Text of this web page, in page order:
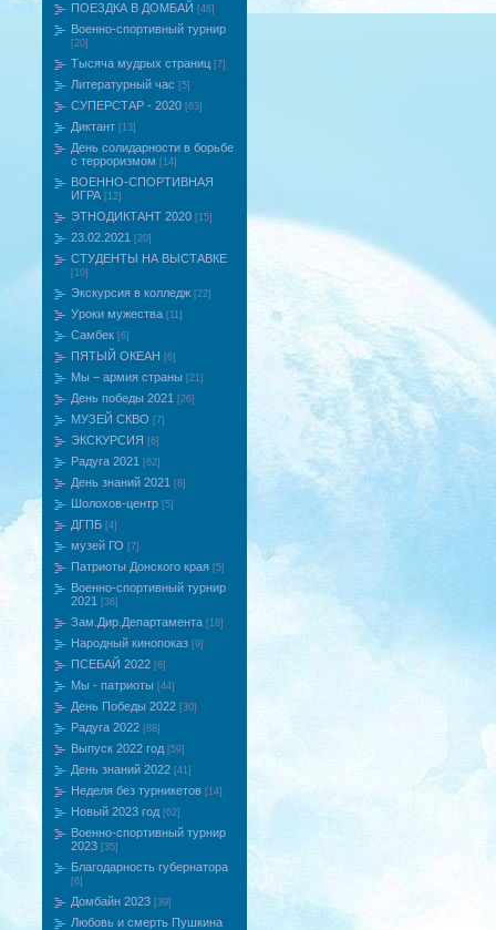
ПОЕЗДКА В ДОМБАЙ [48]
Военно-спортивный турнир
[20]
Тысяча мудрых страниц [7]
Литературный час [5]
СУПЕРСТАР - 2020 [63]
Диктант [13]
День солидарности в борьбе
с терроризмом [14]
ВОЕННО-СПОРТИВНАЯ
ИГРА [12]
ЭТНОДИКТАНТ 2020 [15]
23.02.2021 [20]
СТУДЕНТЫ НА ВЫСТАВКЕ
[10]
Экскурсия в колледж [22]
Уроки мужества [11]
Самбек [6]
ПЯТЫЙ ОКЕАН [6]
Мы – армия страны [21]
День победы 2021 [26]
МУЗЕЙ СКВО [7]
ЭКСКУРСИЯ [6]
Радуга 2021 [62]
День знаний 2021 [8]
Шолохов-центр [5]
ДГПБ [4]
музей ГО [7]
Патриоты Донского края [5]
Военно-спортивный турнир
2021 [36]
Зам.Дир.Департамента [18]
Народный кинопоказ [9]
ПСЕБАЙ 2022 [6]
Мы - патриоты [44]
День Победы 2022 [30]
Радуга 2022 [88]
Выпуск 2022 год [59]
День знаний 2022 [41]
Неделя без турникетов [14]
Новый 2023 год [62]
Военно-спортивный турнир
2023 [35]
Благодарность губернатора
[6]
Домбайн 2023 [39]
Любовь и смерть Пушкина